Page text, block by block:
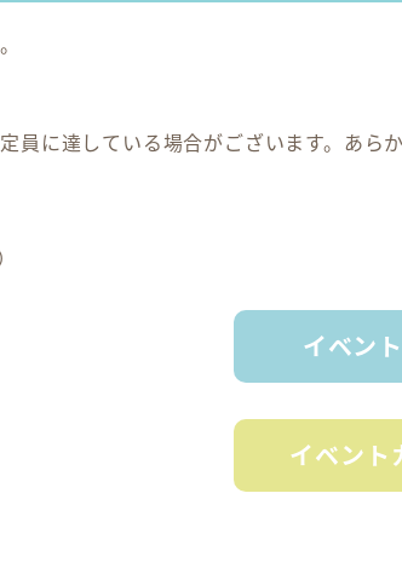
に達している場合がございます。あら
イベン
イベント